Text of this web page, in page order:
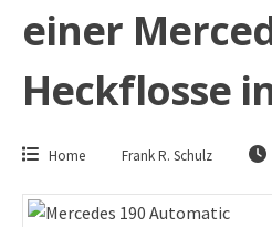
einer
Heckflosse
Home Frank R. Schulz